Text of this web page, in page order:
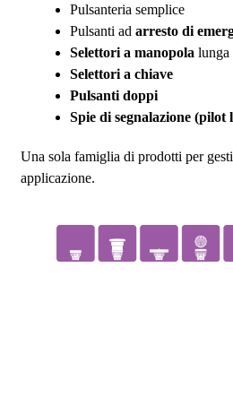
Pulsanteria semplice
Pulsanti ad arresto di
Selettori a manopola lunga
Selettori a chiave
Pulsanti doppi
Spie di segnalazione (pilot
Una sola famiglia di prodotti per
applicazione.